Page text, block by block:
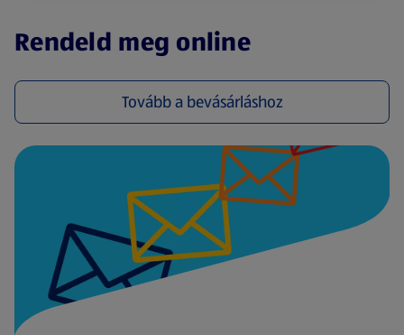
Rendeld meg online
Tovább a bevásárláshoz
(új oldalon nyílik meg)